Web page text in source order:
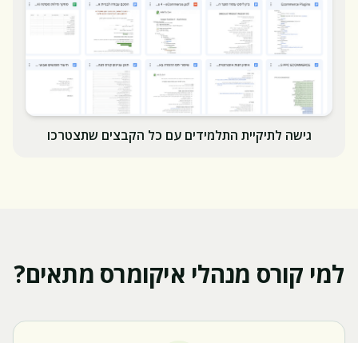
גישה לתיקיית התלמידים עם כל הקבצים שתצטרכו
למי קורס מנהלי איקומרס מתאים?